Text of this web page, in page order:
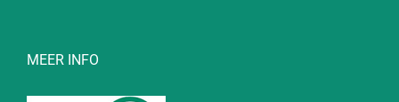
MEER INFO